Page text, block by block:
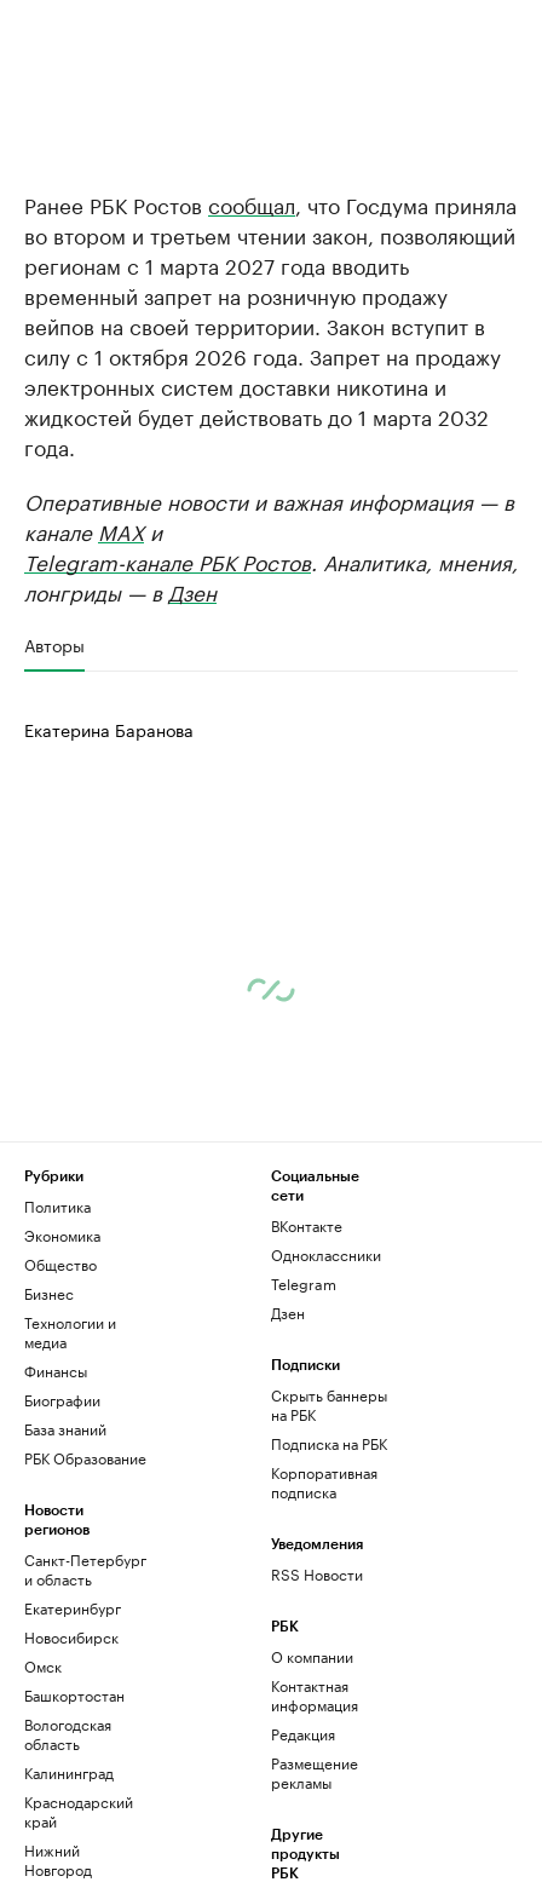
Ранее РБК Ростов сообщал , что Госдума приняла
во втором и третьем чтении закон, позволяющий
регионам с 1 марта 2027 года вводить
временный запрет на розничную продажу
вейпов на своей территории. Закон вступит в
силу с 1 октября 2026 года. Запрет на продажу
электронных систем доставки никотина и
жидкостей будет действовать до 1 марта 2032
года.
Оперативные новости и важная информация — в
канале MAXи
Telegram-канале РБК Ростов. Аналитика, мнения,
лонгриды — в Дзен
Авторы
Екатерина Баранова
Рубрики
Политика
Экономика
Общество
Бизнес
Технологии и
медиа
Финансы
Биографии
База знаний
РБК Образование
Новости
регионов
Санкт-Петербург
и область
Екатеринбург
Новосибирск
Омск
Башкортостан
Вологодская
область
Калининград
Краснодарский
край
Нижний
Новгород
Социальные
сети
ВКонтакте
Одноклассники
Telegram
Дзен
Подписки
Скрыть баннеры
на РБК
Подписка на РБК
Корпоративная
подписка
Уведомления
RSS Новости
РБК
О компании
Контактная
информация
Редакция
Размещение
рекламы
Другие
продукты
РБК